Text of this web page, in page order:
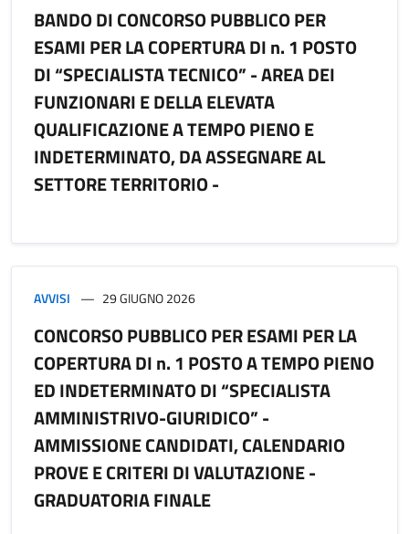
BANDO DI CONCORSO PUBBLICO PER
ESAMI PER LA COPERTURA DI n. 1 POSTO
DI “SPECIALISTA TECNICO” - AREA DEI
FUNZIONARI E DELLA ELEVATA
QUALIFICAZIONE A TEMPO PIENO E
INDETERMINATO, DA ASSEGNARE AL
SETTORE TERRITORIO -
AVVISI 29 GIUGNO 2026
CONCORSO PUBBLICO PER ESAMI PER LA
COPERTURA DI n. 1 POSTO A TEMPO PIENO
ED INDETERMINATO DI “SPECIALISTA
AMMINISTRIVO-GIURIDICO” -
AMMISSIONE CANDIDATI, CALENDARIO
PROVE E CRITERI DI VALUTAZIONE -
GRADUATORIA FINALE